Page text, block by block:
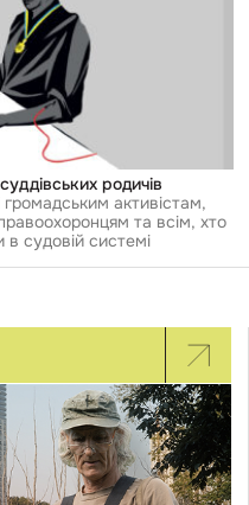
родичів
активістам,
та всім, хто
в судовій системі